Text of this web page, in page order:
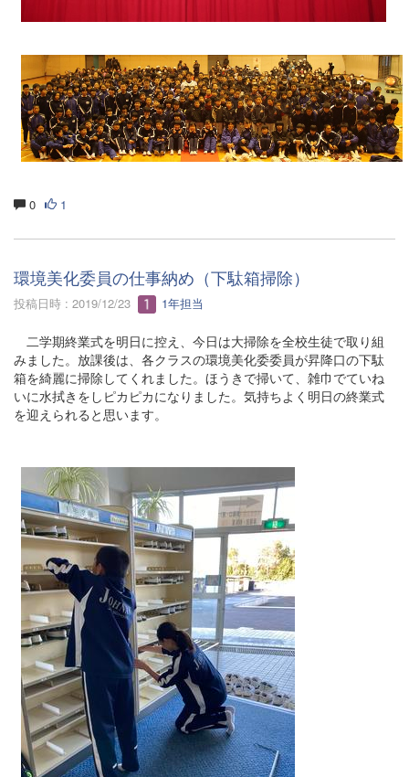
0 1
環境美化委員の仕事納め（下駄箱掃除）
投稿日時 : 2019/12/23 1年担当
二学期終業式を明日に控え、今日は大掃除を全校生徒で取り組
みました。放課後は、各クラスの環境美化委委員が昇降口の下駄
箱を綺麗に掃除してくれました。ほうきで掃いて、雑巾でていね
いに水拭きをしピカピカになりました。気持ちよく明日の終業式
を迎えられると思います。